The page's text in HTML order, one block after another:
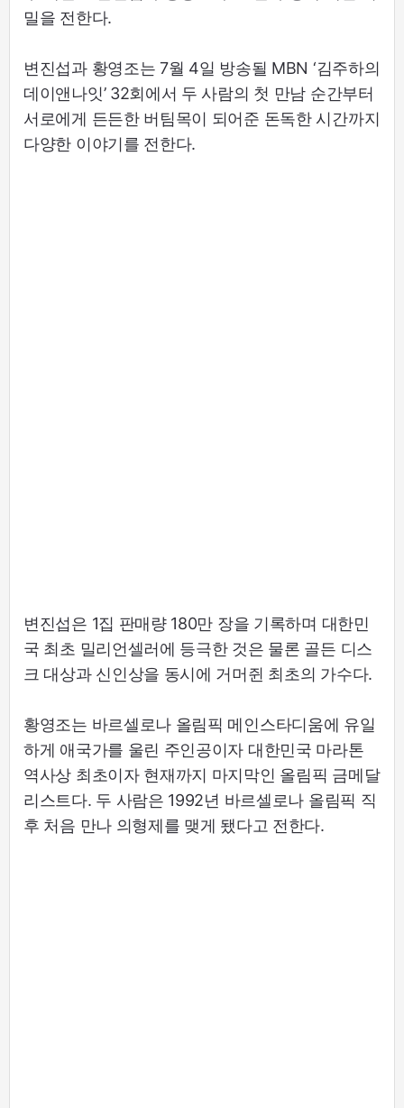
밀을 전한다.
변진섭과 황영조는 7월 4일 방송될 MBN ‘김주하의
데이앤나잇’ 32회에서 두 사람의 첫 만남 순간부터
서로에게 든든한 버팀목이 되어준 돈독한 시간까지
다양한 이야기를 전한다.
변진섭은 1집 판매량 180만 장을 기록하며 대한민
국 최초 밀리언셀러에 등극한 것은 물론 골든 디스
크 대상과 신인상을 동시에 거머쥔 최초의 가수다.
황영조는 바르셀로나 올림픽 메인스타디움에 유일
하게 애국가를 울린 주인공이자 대한민국 마라톤
역사상 최초이자 현재까지 마지막인 올림픽 금메달
리스트다. 두 사람은 1992년 바르셀로나 올림픽 직
후 처음 만나 의형제를 맺게 됐다고 전한다.